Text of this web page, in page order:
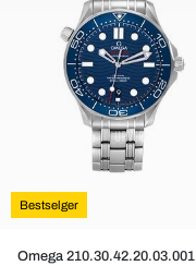
Bestselger
Omega 210.30.42.20.03.001